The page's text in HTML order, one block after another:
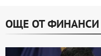
ОЩЕ ОТ ФИНАНСИ